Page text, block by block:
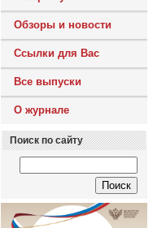
Обзоры и новости
Ссылки для Вас
Все выпуски
О журнале
Поиск по сайту